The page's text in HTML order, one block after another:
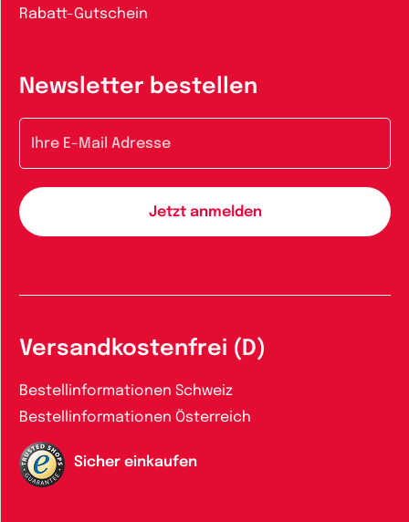
Rabatt-Gutschein
Newsletter bestellen
Versandkostenfrei (D)
Bestellinformationen Schweiz
Bestellinformationen Österreich
Sicher einkaufen